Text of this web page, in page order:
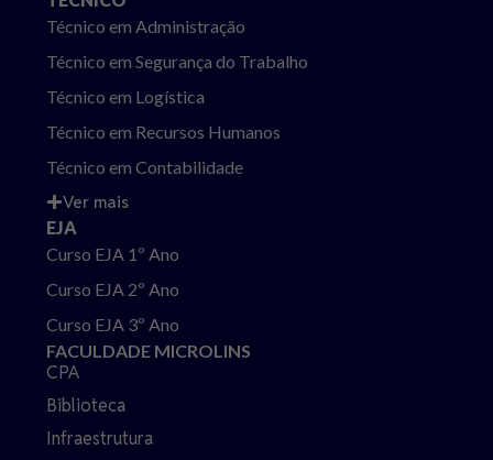
Técnico em Administração
Técnico em Segurança do Trabalho
Técnico em Logística
Técnico em Recursos Humanos
Técnico em Contabilidade
Ver mais
EJA
Curso EJA 1º Ano
Curso EJA 2º Ano
Curso EJA 3º Ano
FACULDADE MICROLINS
CPA
Biblioteca
Infraestrutura